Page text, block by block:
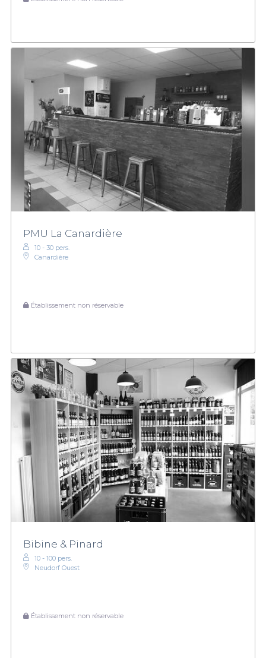
PMU La Canardière
10 - 30 pers.
Canardière
Établissement non réservable
Bibine & Pinard
10 - 100 pers.
Neudorf Ouest
Établissement non réservable